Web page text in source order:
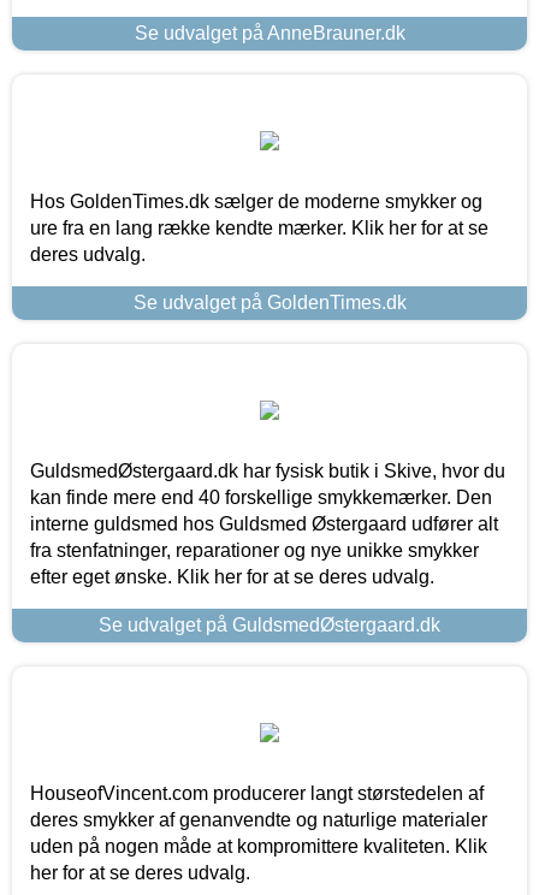
Se udvalget på AnneBrauner.dk
Hos GoldenTimes.dk sælger de moderne smykker og
ure fra en lang række kendte mærker. Klik her for at se
deres udvalg.
Se udvalget på GoldenTimes.dk
GuldsmedØstergaard.dk har fysisk butik i Skive, hvor du
kan finde mere end 40 forskellige smykkemærker. Den
interne guldsmed hos Guldsmed Østergaard udfører alt
fra stenfatninger, reparationer og nye unikke smykker
efter eget ønske. Klik her for at se deres udvalg.
Se udvalget på GuldsmedØstergaard.dk
HouseofVincent.com producerer langt størstedelen af
deres smykker af genanvendte og naturlige materialer
uden på nogen måde at kompromittere kvaliteten. Klik
her for at se deres udvalg.